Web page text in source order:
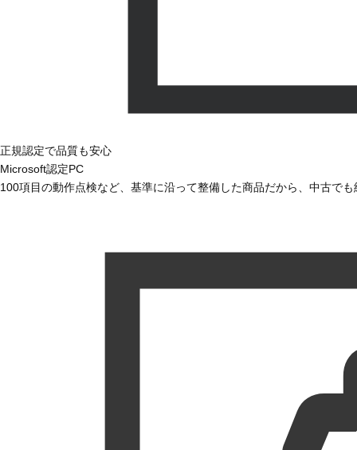
正規認定で品質も安心
Microsoft認定PC
100項目の動作点検など、基準に沿って整備した商品だから、中古で